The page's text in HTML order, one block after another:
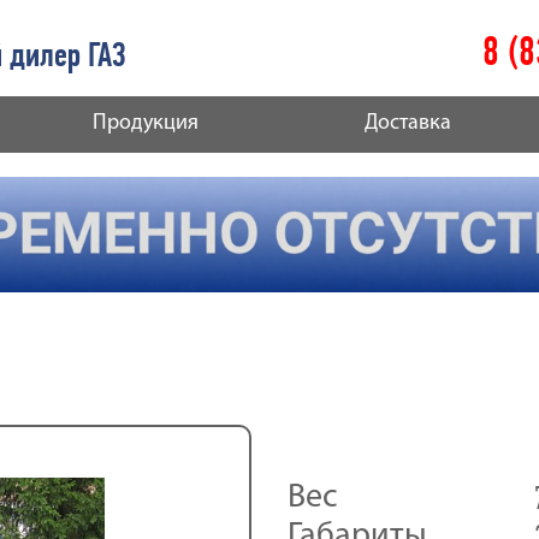
ГАЗ 8
Продукция Доставка
Вес